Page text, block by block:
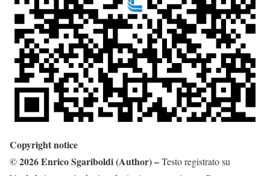
Copyright notice
©2026EnricoSgariboldi(Author)–Testo registrato su